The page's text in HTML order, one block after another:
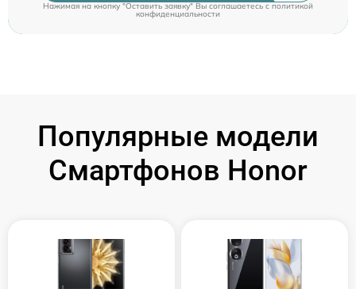
Нажимая на кнопку "Оставить заявку" Вы соглашаетесь cполитикой
конфиденциальности
Популярные модели
Смартфонов Honor